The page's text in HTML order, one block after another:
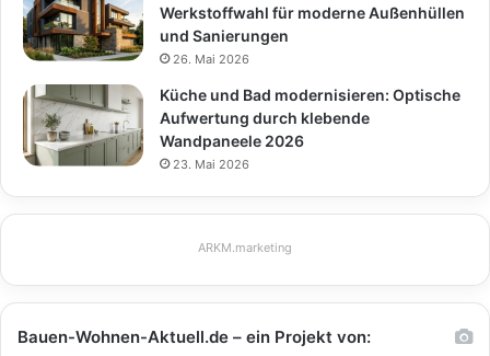
Werkstoffwahl für moderne Außenhüllen
und Sanierungen
26. Mai 2026
Küche und Bad modernisieren: Optische
Aufwertung durch klebende
Wandpaneele 2026
23. Mai 2026
ARKM.marketing
Bauen-Wohnen-Aktuell.de – ein Projekt von: